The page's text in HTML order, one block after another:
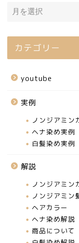
カテゴリー
youtube
実例
ノンジアミン
ヘナ染め実例
白髪染め実例
解説
ノンジアミ
ノンジアミン
ヘアカラー
ヘナ染め解説
商品について